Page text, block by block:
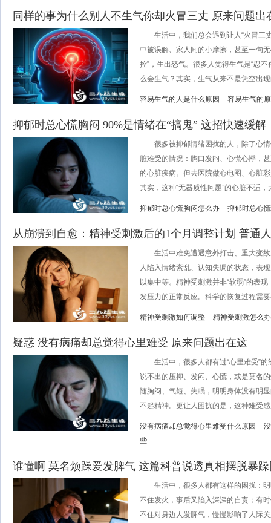
同样的事为什么别人不生气你却火冒三丈 原来问题出
生活中，我们总会遇到让人“火冒三
中被误解、家人间的小摩擦，甚至一句
控”，生出怒气。很多人觉得生气是“忍
么会生气？其实，生气从来不是凭空出
容易生气的人是什么原因 容易生气的
抑郁时总心慌胸闷 90%是情绪在“搞鬼” 这招快速缓解
很多被抑郁情绪困扰的人，除了心情
脏难受的情况：胸口发闷、心慌心悸，
的心脏疾病。但去医院做心电图、心脏
其实，这种“无器质性问题”的心脏不适，
抑郁时总心慌胸闷怎么办 抑郁时总心
从崩溃到自愈：精神受刺激后的1个月调整计划 普通
生活中难免遭遇意外打击、重大变故
人陷入情绪紊乱、认知失调的状态，表
以集中等。精神受刺激并非“软弱”的表
发压力的正常反应。科学的恢复过程需
精神受刺激如何调整 精神受刺激怎么办
疑惑 没有病痛却总觉得心里难受 原来问题出在这
生活中，很多人都有过“心里难受”的
说不出的压抑、发闷、心慌，或是莫名
随胸闷、气短、失眠，明明身体没有明
不起精神。更让人困扰的是，这种难受
没有病痛却总觉得心里难受什么原因
些
谁懂啊 莫名烦躁爱发脾气 这篇科普说透真相摆脱暴
生活中，很多人都有这样的困扰：明
不住发火，事后又陷入深深的自责；有
不住对身边人发脾气，慢慢影响了人际